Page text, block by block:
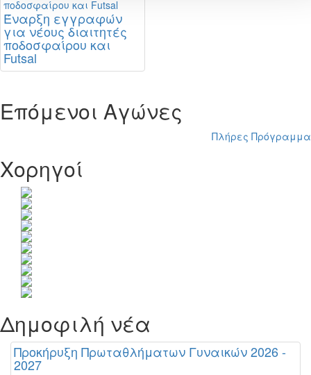
Έναρξη εγγραφών
για νέους διαιτητές
ποδοσφαίρου και
Futsal
Επόμενοι Αγώνες
Πλήρες Πρόγραμμα
Χορηγοί
Δημοφιλή νέα
Προκήρυξη Πρωταθλήματων Γυναικών 2026 -
2027